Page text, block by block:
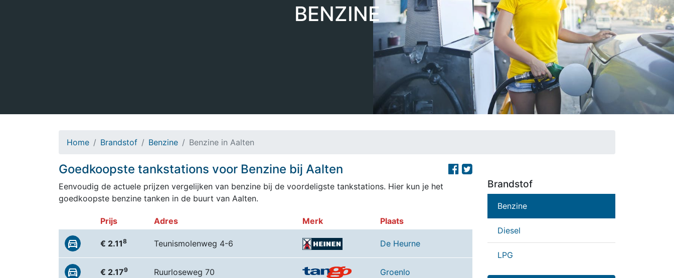
BENZINE
Home Brandstof Benzine Benzine in Aalten
Goedkoopste tankstations voor Benzine bij Aalten
Eenvoudig de actuele prijzen vergelijken van benzine bij de voordeligste tankstations. Hier kun je het
goedkoopste benzine tanken in de buurt van Aalten.
Prijs Adres Merk Plaats
€ 2.118 Teunismolenweg 4-6 De Heurne
€ 2.179 Ruurloseweg 70 Groenlo
Brandstof
Benzine
Diesel
LPG